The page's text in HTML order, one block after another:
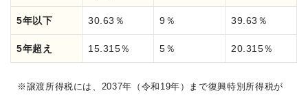
5年以下 30.63％ 9％ 39.63％
5年超え 15.315％ 5％ 20.315％
※譲渡所得税には、2037年（令和19年）まで復興特別所得税が